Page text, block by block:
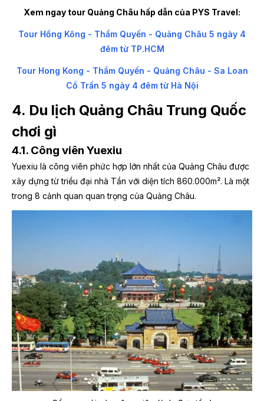
Xem ngay tour Quảng Châu hấp dẫn của PYS Travel:
Tour Hồng Kông - Thẩm Quyến - Quảng Châu 5 ngày 4
đêm từ TP.HCM
Tour Hong Kong - Thẩm Quyến - Quảng Châu - Sa Loan
Cổ Trấn 5 ngày 4 đêm từ Hà Nội
4. Du lịch Quảng Châu Trung Quốc
chơi gì
4.1. Công viên Yuexiu
Yuexiu là công viên phức hợp lớn nhất của Quảng Châu được
xây dựng từ triều đại nhà Tần với diện tích 860.000m². Là một
trong 8 cảnh quan quan trọng của Quảng Châu.